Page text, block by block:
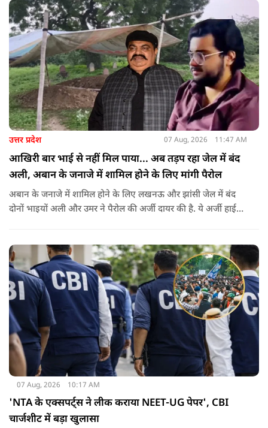
जनाधिकार महासभा के आह्वान पर आयोजित किया जा रहा है.
उत्तर प्रदेश 07 Aug, 2026 11:47 AM
आखिरी बार भाई से नहीं मिल पाया... अब तड़प रहा जेल में बंद
अली, अबान के जनाजे में शामिल होने के लिए मांगी पैरोल
अबान के जनाजे में शामिल होने के लिए लखनऊ और झांसी जेल में बंद
दोनों भाइयों अली और उमर ने पैरोल की अर्जी दायर की है. ये अर्जी हाई
07 Aug, 2026 10:17 AM
'NTA के एक्सपर्ट्स ने लीक कराया NEET-UG पेपर', CBI
चार्जशीट में बड़ा खुलासा